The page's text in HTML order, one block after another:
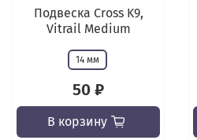
Подвеска Cross K9,
Vitrail Medium
14 мм
50 ₽
В корзину